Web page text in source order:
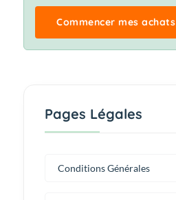
Commencer mes achats
Pages Légales
Conditions Générales